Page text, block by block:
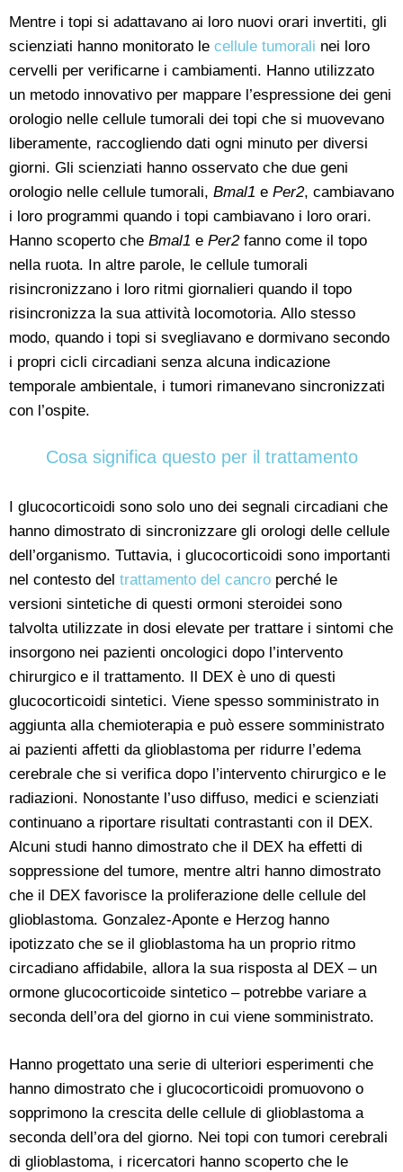
Mentre i topi si adattavano ai loro nuovi orari invertiti, gli
scienziati hanno monitorato le cellule tumorali nei loro
cervelli per verificarne i cambiamenti. Hanno utilizzato
un metodo innovativo per mappare l’espressione dei geni
orologio nelle cellule tumorali dei topi che si muovevano
liberamente, raccogliendo dati ogni minuto per diversi
giorni. Gli scienziati hanno osservato che due geni
orologio nelle cellule tumorali, Bmal1 e Per2, cambiavano
i loro programmi quando i topi cambiavano i loro orari.
Hanno scoperto che Bmal1 e Per2 fanno come il topo
nella ruota. In altre parole, le cellule tumorali
risincronizzano i loro ritmi giornalieri quando il topo
risincronizza la sua attività locomotoria. Allo stesso
modo, quando i topi si svegliavano e dormivano secondo
i propri cicli circadiani senza alcuna indicazione
temporale ambientale, i tumori rimanevano sincronizzati
con l’ospite.
Cosa significa questo per il trattamento
I glucocorticoidi sono solo uno dei segnali circadiani che
hanno dimostrato di sincronizzare gli orologi delle cellule
dell’organismo. Tuttavia, i glucocorticoidi sono importanti
nel contesto del trattamento del cancro perché le
versioni sintetiche di questi ormoni steroidei sono
talvolta utilizzate in dosi elevate per trattare i sintomi che
insorgono nei pazienti oncologici dopo l’intervento
chirurgico e il trattamento. Il DEX è uno di questi
glucocorticoidi sintetici. Viene spesso somministrato in
aggiunta alla chemioterapia e può essere somministrato
ai pazienti affetti da glioblastoma per ridurre l’edema
cerebrale che si verifica dopo l’intervento chirurgico e le
radiazioni. Nonostante l’uso diffuso, medici e scienziati
continuano a riportare risultati contrastanti con il DEX.
Alcuni studi hanno dimostrato che il DEX ha effetti di
soppressione del tumore, mentre altri hanno dimostrato
che il DEX favorisce la proliferazione delle cellule del
glioblastoma. Gonzalez-Aponte e Herzog hanno
ipotizzato che se il glioblastoma ha un proprio ritmo
circadiano affidabile, allora la sua risposta al DEX – un
ormone glucocorticoide sintetico – potrebbe variare a
seconda dell’ora del giorno in cui viene somministrato.
Hanno progettato una serie di ulteriori esperimenti che
hanno dimostrato che i glucocorticoidi promuovono o
sopprimono la crescita delle cellule di glioblastoma a
seconda dell’ora del giorno. Nei topi con tumori cerebrali
di glioblastoma, i ricercatori hanno scoperto che le